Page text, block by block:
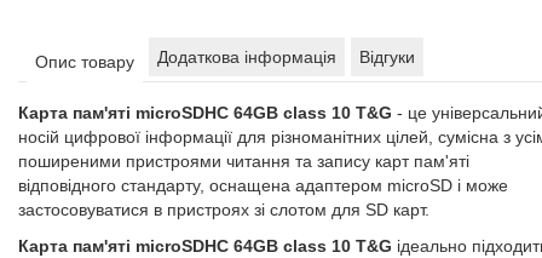
Опис товару Додаткова інформація Відгуки
Карта пам'яті microSDHC 64GB class 10 T&G - це
носій цифрової інформації для різноманітних цілей, сумісна з
поширеними пристроями читання та запису карт пам'яті
відповідного стандарту, оснащена адаптером microSD і може
застосовуватися в пристроях зі слотом для SD карт.
Карта пам'яті microSDHC 64GB class 10 T&G ідеально